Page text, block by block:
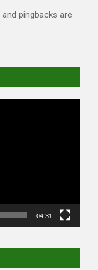
and pingbacks are
04:31